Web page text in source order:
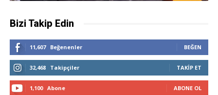
Bizi Takip Edin
11,607 Beğenenler BEĞEN
32,468 Takipçiler TAKIP ET
1,100 Abone ABONE OL